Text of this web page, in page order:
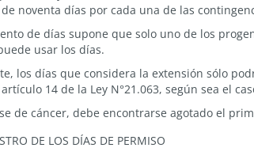
noventa días por cada una de las
de días supone que solo uno de los
usar los días.
los días que considera la extensión sólo
artículo 14 de la Ley N°21.063, según sea el
de cáncer, debe encontrarse agotado el
DE LOS DÍAS DE PERMISO